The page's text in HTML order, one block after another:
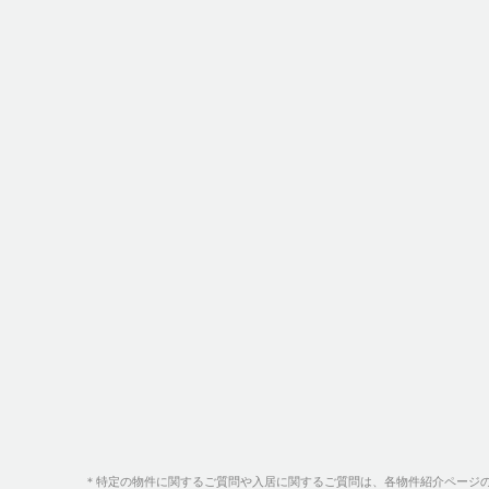
＊特定の物件に関するご質問や入居に関するご質問は、各物件紹介ページ